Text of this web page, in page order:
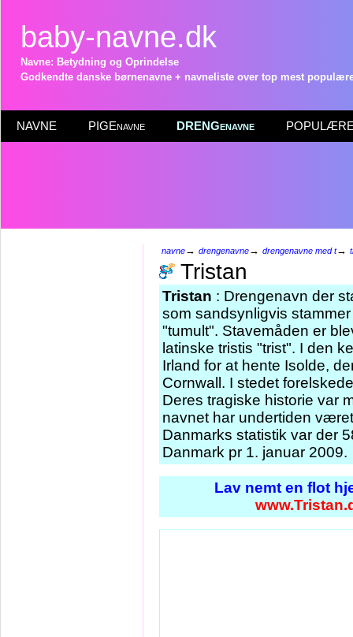
baby-navne.dk
Navne: Betydning og Oprindelse
Godkendte danske børnenavne + navneliste over top mest
NAVNE PIGEnavne DRENGenavne POPULÆRE
navne→ drengenavne→ drengenavne med t→
Tristan
Tristan : Drengenavn der
som sandsynligvis
"tumult". Stavemåden er
latinske tristis "trist". I den
Irland for at hente Isolde,
Cornwall. I stedet
Deres tragiske historie var
navnet har undertiden
Danmarks statistik var der
Danmark pr 1. januar 2009.
Lav nemt en flot